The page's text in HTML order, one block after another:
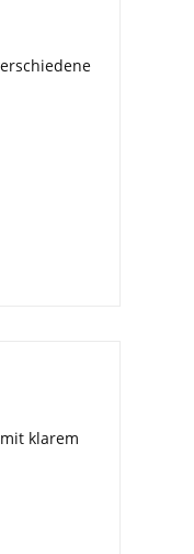
klarem